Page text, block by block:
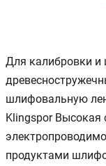
Для калибровки и
шлифовальную
Klingspor Высокая
продуктами